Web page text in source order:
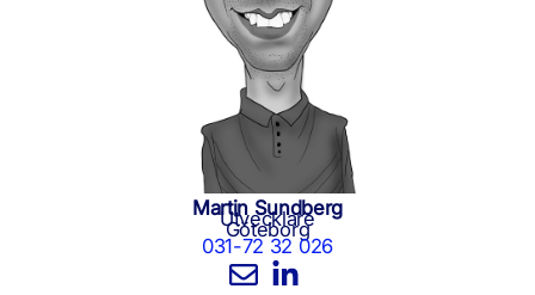
Martin Sundberg
Utvecklare
Göteborg
031-72 32 026